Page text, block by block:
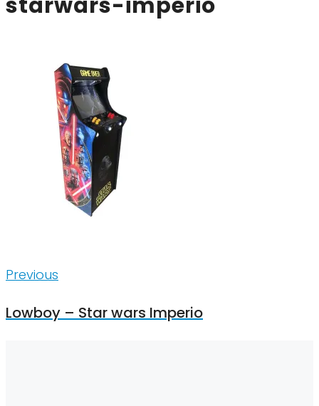
Inläggsnavigering
Previous
Previous
Lowboy – Star wars Imperio